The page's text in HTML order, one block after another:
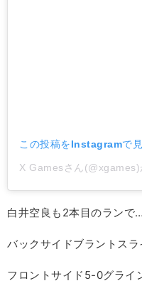
この投稿をInstagramで
X Gamesさん(@xgames)
白井空良も2本目のランで…
バックサイドブラントスラ
フロントサイド5-0グライ